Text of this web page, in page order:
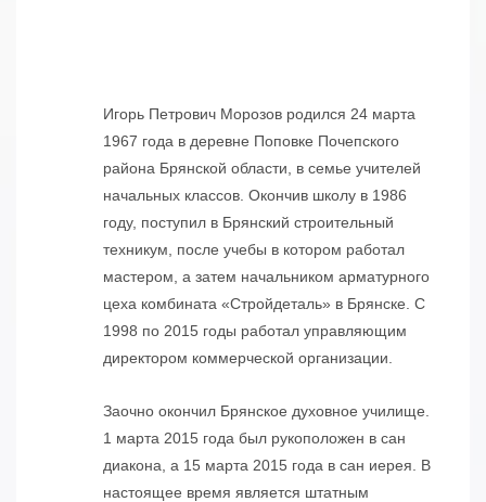
Игорь Петрович Морозов родился 24 марта
1967 года в деревне Поповке Почепского
района Брянской области, в семье учителей
начальных классов. Окончив школу в 1986
году, поступил в Брянский строительный
техникум, после учебы в котором работал
мастером, а затем начальником арматурного
цеха комбината «Стройдеталь» в Брянске. С
1998 по 2015 годы работал управляющим
директором коммерческой организации.
Заочно окончил Брянское духовное училище.
1 марта 2015 года был рукоположен в сан
диакона, а 15 марта 2015 года в сан иерея. В
настоящее время является штатным